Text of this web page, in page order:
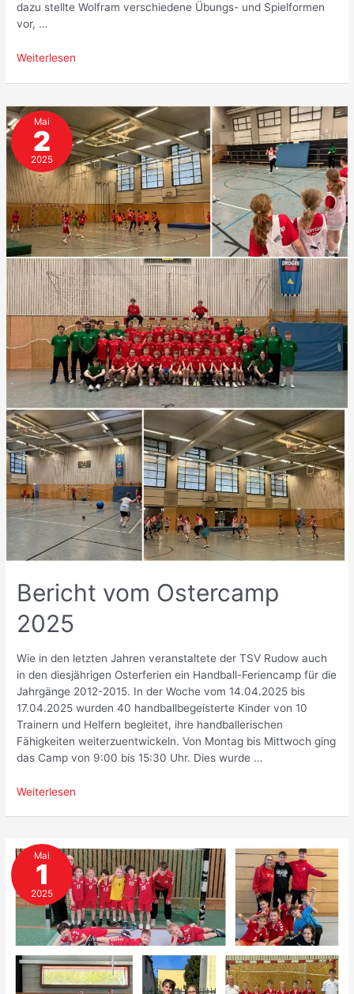
dazu stellte Wolfram verschiedene Übungs- und Spielformen
vor, …
Erste
Thema
„Manndeckung“
Weiterlesen
Mai
2
2025
Bericht vom Ostercamp
2025
Wie in den letzten Jahren veranstaltete der TSV Rudow auch
in den diesjährigen Osterferien ein Handball-Feriencamp für die
Jahrgänge 2012-2015. In der Woche vom 14.04.2025 bis
17.04.2025 wurden 40 handballbegeisterte Kinder von 10
Trainern und Helfern begleitet, ihre handballerischen
Fähigkeiten weiterzuentwickeln. Von Montag bis Mittwoch ging
das Camp von 9:00 bis 15:30 Uhr. Dies wurde …
Bericht
Weiterlesen
Mai
1
2025